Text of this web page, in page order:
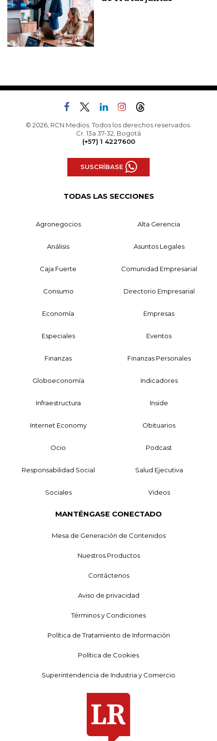
© 2026, RCN Medios. Todos los derechos reservados.
Cr. 13a 37-32, Bogotá
(+57) 1 4227600
SUSCRÍBASE
TODAS LAS SECCIONES
Agronegocios Alta Gerencia
Análisis Asuntos Legales
Caja Fuerte Comunidad Empresarial
Consumo Directorio Empresarial
Economía Empresas
Especiales Eventos
Finanzas Finanzas Personales
Globoeconomía Indicadores
Infraestructura Inside
Internet Economy Obituarios
Ocio Podcast
Responsabilidad Social Salud Ejecutiva
Sociales Videos
MANTÉNGASE CONECTADO
Mesa de Generación de Contenidos
Nuestros Productos
Contáctenos
Aviso de privacidad
Términos y Condiciones
Política de Tratamiento de Información
Política de Cookies
Superintendencia de Industria y Comercio